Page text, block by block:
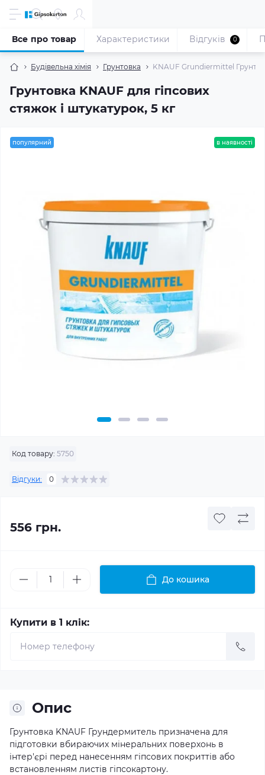
Будівельна хімія Грунтовка KNAUF Grundiermittel
Грунтовка KNAUF для гіпсових
стяжок і штукатурок, 5 кг
Все про товар Характеристики Відгуків 0
популярний в наявності
Код товару: 5750
Відгуки: 0
556 грн.
До кошика
Купити в 1 клік:
Опис
Грунтовка KNAUF Грундермитель призначена для
підготовки вбираючих мінеральних поверхонь в
інтер'єрі перед нанесенням гіпсових покриттів або
встановленням листів гіпсокартону.